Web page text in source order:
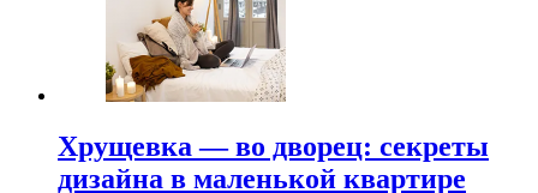
Хрущевка — во дворец: секреты
дизайна в маленькой квартире